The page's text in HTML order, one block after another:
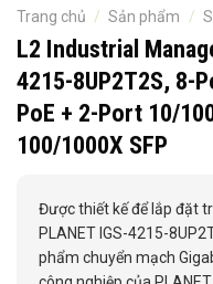
Trang chủ / Sản phẩm /
L2 Industrial
4215-8UP2T2S, 8-
PoE + 2-Port 10/
100/1000X SFP
Được thiết kế để lắp đặt
PLANET IGS-4215-
phẩm chuyển mạch